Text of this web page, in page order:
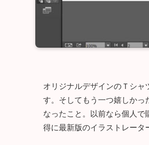
オリジナルデザインのＴシ
す。そしてもう一つ嬉しか
なったこと。以前なら個人
得に最新版のイラストレータ